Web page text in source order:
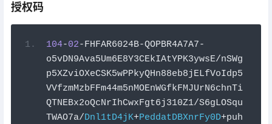
授权码
104-02-FHFAR6024B-QOPBR4A7A7-
o5vDN9Ava5Um6E8Y3CEkIAtYPK3ywsE/nSWg
p5XZviOXeCSK5wPPkyQHn88eb8jELfVoIdp5
VVfzmMzbFFm44m5nMOEnWGfkFMJUrN6chnTi
QTNEBx2oQcNrIhCwxFgt6j310Z1/S6gLOSqu
TWAO7a/Dnl1tD4jK+PeddatDBXnrFy0D+puh